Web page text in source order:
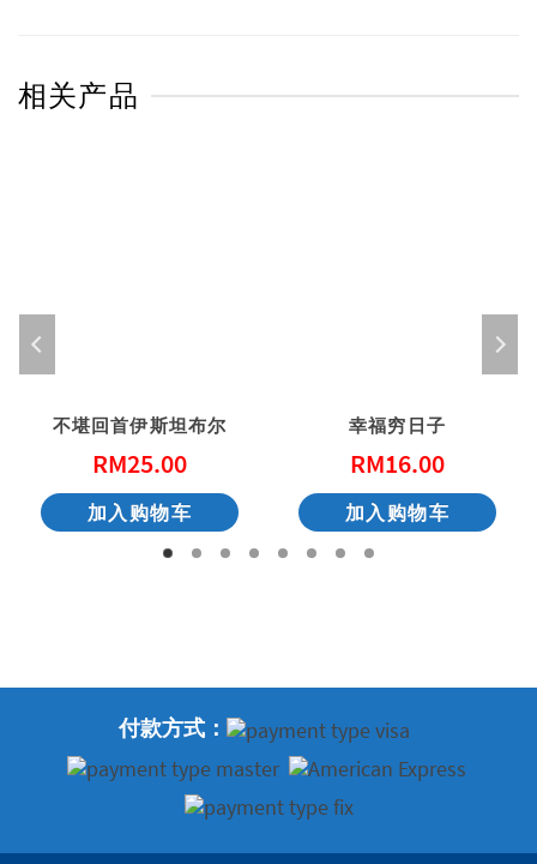
相关产品
不堪回首伊斯坦布尔
RM25.00
加入购物车
幸福穷日子
RM16.00
加入购物车
付款方式：